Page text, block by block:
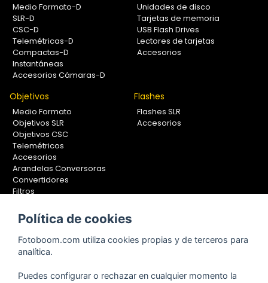
Medio Formato-D
SLR-D
CSC-D
Telemétricas-D
Compactas-D
Instantáneas
Accesorios Cámaras-D
Unidades de disco
Tarjetas de memoria
USB Flash Drives
Lectores de tarjetas
Accesorios
Objetivos
Medio Formato
Objetivos SLR
Objetivos CSC
Telemétricos
Accesorios
Arandelas Conversoras
Convertidores
Filtros
Calibradores
Flashes
Flashes SLR
Accesorios
Soportes Fotografía
Monopiés
Trípodes
Política de cookies
Fotoboom.com utiliza cookies propias y de terceros para
analítica.
Puedes configurar o rechazar en cualquier momento la